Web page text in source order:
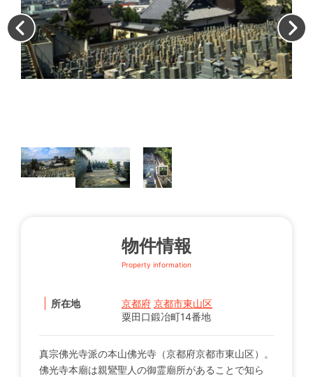
物件情報
Property information
所在地 京都府 京都市東山区
粟田口鍛冶町14番地
真宗佛光寺派の本山佛光寺（京都府京都市東山区）。
佛光寺本廟は親鸞聖人の御霊廟所があることで知ら